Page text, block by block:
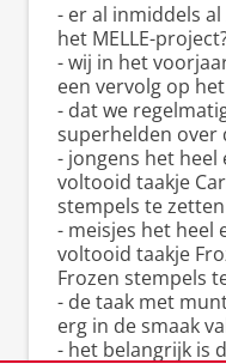
- er al inmiddels
het MELLE-
- wij in het
een vervolg op
- dat we
superhelden over
- jongens het heel
voltooid taakje
stempels te
- meisjes het heel
voltooid taakje
Frozen stempels
- de taak met
erg in de smaak
- het belangrijk is